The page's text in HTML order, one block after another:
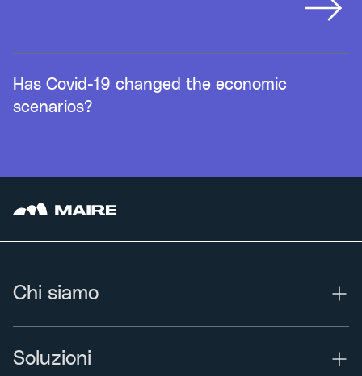
Has Covid-19 changed the economic
scenarios?
Chi siamo
Soluzioni